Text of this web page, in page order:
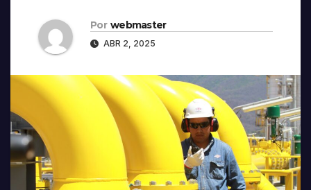
Por webmaster
ABR 2, 2025